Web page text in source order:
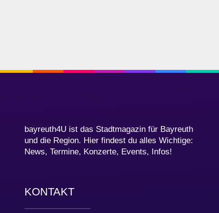
bayreuth4U ist das Stadtmagazin für Bayreuth
und die Region. Hier findest du alles Wichtige:
News, Termine, Konzerte, Events, Infos!
KONTAKT